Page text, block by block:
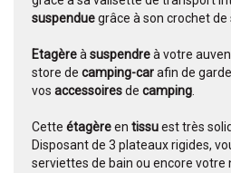
suspenduegrâce à son crochet de
Etagèreà suspendreà votre
store de camping-carafin de
vos accessoiresde camping
Cette étagèreen tissuest très
Disposant de 3 plateaux rigides,
serviettes de bain ou encore votre